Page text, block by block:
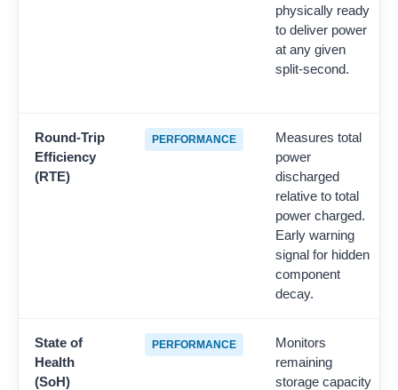
physically ready
to deliver power
at any given
split-second.
Round-Trip
Efficiency
(RTE)
PERFORMANCE
Measures total
power
discharged
relative to total
power charged.
Early warning
signal for hidden
component
decay.
State of
Health
(SoH)
PERFORMANCE
Monitors
remaining
storage capacity